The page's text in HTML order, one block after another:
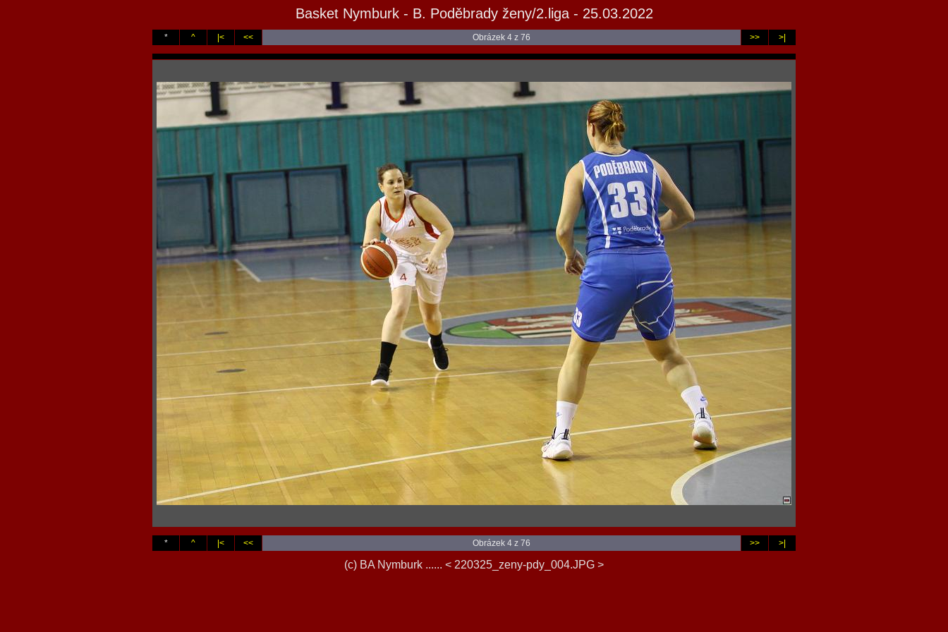
Basket Nymburk - B. Poděbrady ženy/2.liga - 25.03.2022
* ^ |< << Obrázek 4 z 76 >> >|
* ^ |< << Obrázek 4 z 76 >> >|
(c) BA Nymburk ...... < 220325_zeny-pdy_004.JPG >